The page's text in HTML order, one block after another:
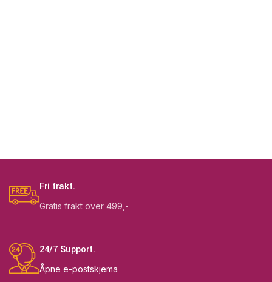
Fri frakt.
Gratis frakt over 499,-
24/7 Support.
Åpne e-postskjema